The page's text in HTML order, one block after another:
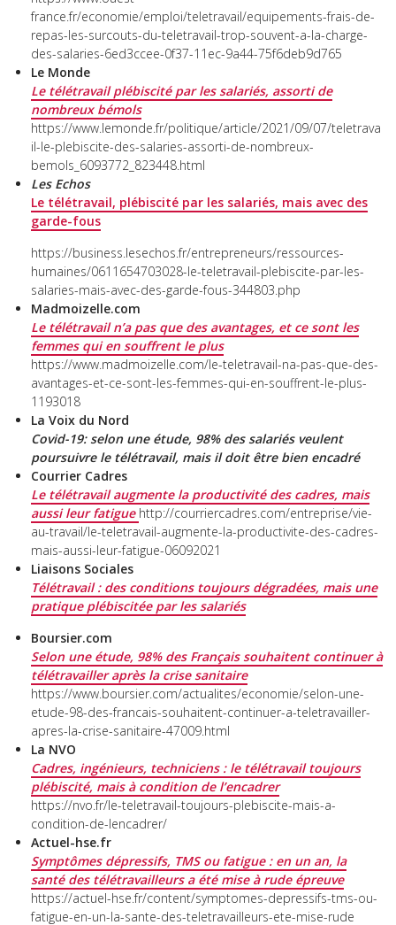
france.fr/economie/emploi/teletravail/equipements-frais-de-
repas-les-surcouts-du-teletravail-trop-souvent-a-la-charge-
des-salaries-6ed3ccee-0f37-11ec-9a44-75f6deb9d765
Le Monde
Le télétravail plébiscité par les salariés, assorti de
nombreux bémols
https://www.lemonde.fr/politique/article/2021/09/07/teletrava
il-le-plebiscite-des-salaries-assorti-de-nombreux-
bemols_6093772_823448.html
Les Echos
Le télétravail, plébiscité par les salariés, mais avec des
garde-fous
https://business.lesechos.fr/entrepreneurs/ressources-
humaines/0611654703028-le-teletravail-plebiscite-par-les-
salaries-mais-avec-des-garde-fous-344803.php
Madmoizelle.com
Le télétravail n’a pas que des avantages, et ce sont les
femmes qui en souffrentle plus
https://www.madmoizelle.com/le-teletravail-na-pas-que-des-
avantages-et-ce-sont-les-femmes-qui-en-souffrent-le-plus-
1193018
La Voix du Nord
Covid-19: selon une étude, 98% des salariés veulent
poursuivre le télétravail, mais il doit être bien encadré
Courrier Cadres
Le télétravail augmente la productivité des cadres, mais
aussi leur fatigue http://courriercadres.com/entreprise/vie-
au-travail/le-teletravail-augmente-la-productivite-des-cadres-
mais-aussi-leur-fatigue-06092021
Liaisons Sociales
Télétravail : des conditions toujours dégradées, mais une
pratique plébiscitée par les salariés
Boursier.com
Selon une étude, 98% des Français souhaitent continuer à
télétravailler après la crise sanitaire
https://www.boursier.com/actualites/economie/selon-une-
etude-98-des-francais-souhaitent-continuer-a-teletravailler-
apres-la-crise-sanitaire-47009.html
La NVO
Cadres, ingénieurs, techniciens : le télétravail toujours
plébiscité, mais à condition de l’encadrer
https://nvo.fr/le-teletravail-toujours-plebiscite-mais-a-
condition-de-lencadrer/
Actuel-hse.fr
Symptômes dépressifs, TMS ou fatigue : en un an, la
santé des télétravailleurs a été mise à rude épreuve
https://actuel-hse.fr/content/symptomes-depressifs-tms-ou-
fatigue-en-un-la-sante-des-teletravailleurs-ete-mise-rude